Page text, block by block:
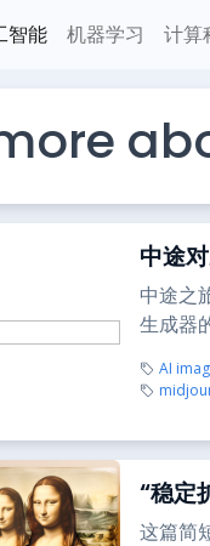
智能 机器学习 计算
中途
中途之
生成器
AI
“稳定
这篇简